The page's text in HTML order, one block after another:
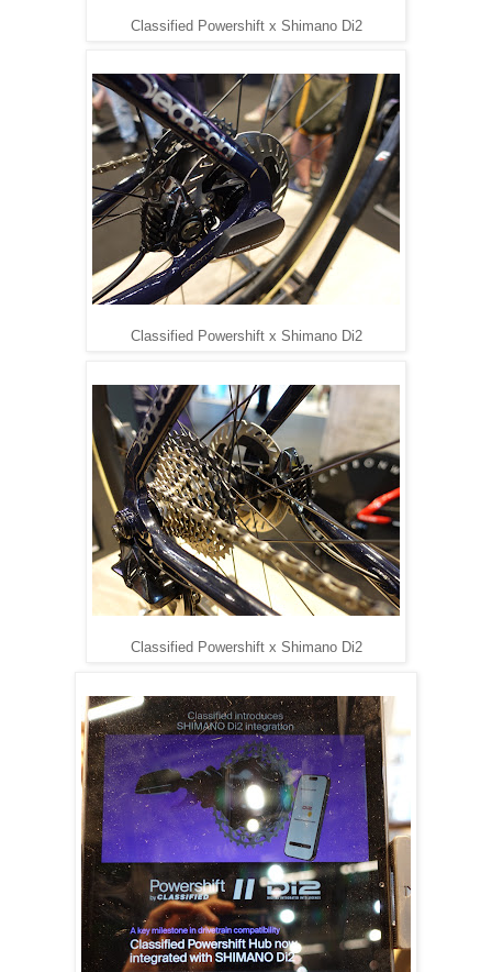
Classified Powershift x Shimano Di2
Classified Powershift x Shimano Di2
Classified Powershift x Shimano Di2